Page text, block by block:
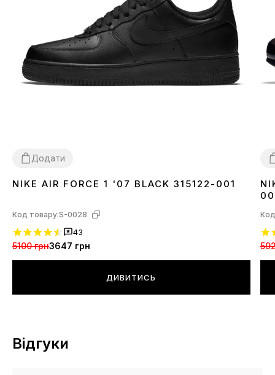
Додати
3637 38 39 40414243 44 45 46
NIKE AIR FORCE 1 '07 BLACK 315122-001
Код товару:S-0028
43
5100 грн3647 грн
ДИВИТИСЬ
Відгуки